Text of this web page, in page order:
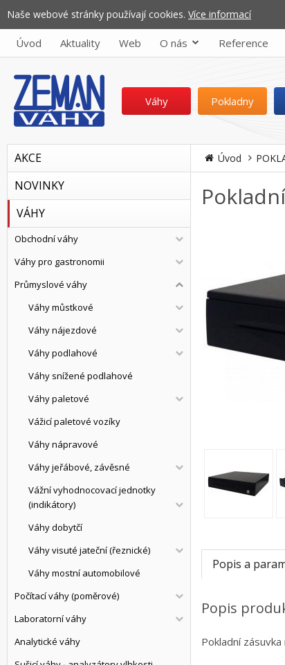
Naše webové stránky používají cookies. Více informací
Úvod Aktuality Web O nás Reference
Váhy Pokladny
AKCE
NOVINKY
VÁHY
Obchodní váhy
Váhy pro gastronomii
Průmyslové váhy
Váhy můstkové
Váhy nájezdové
Váhy podlahové
Váhy snížené podlahové
Váhy paletové
Vážicí paletové vozíky
Váhy nápravové
Váhy jeřábové, závěsné
Vážní vyhodnocovací jednotky
(indikátory)
Váhy dobytčí
Váhy visuté jateční (řeznické)
Váhy mostní automobilové
Počítací váhy (poměrové)
Laboratorní váhy
Analytické váhy
Úvod
Popis a
Popis
Pokladní